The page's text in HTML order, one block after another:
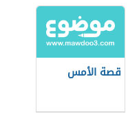
قصة الأمس